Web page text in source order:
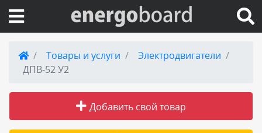
Вход на сайт
Публикации
Товары и услуги
Электродвигатели
ДПВ-52 У2
Добавить свой товар